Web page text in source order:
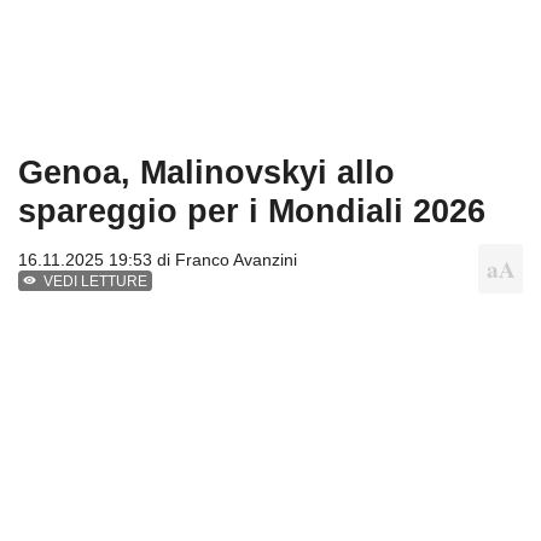
Genoa, Malinovskyi allo
spareggio per i Mondiali 2026
16.11.2025 19:53 di Franco Avanzini
VEDI LETTURE